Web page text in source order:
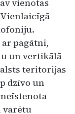
vienotas
pagātni,
un vertikālā
teritorijas
dzīvo un
varētu